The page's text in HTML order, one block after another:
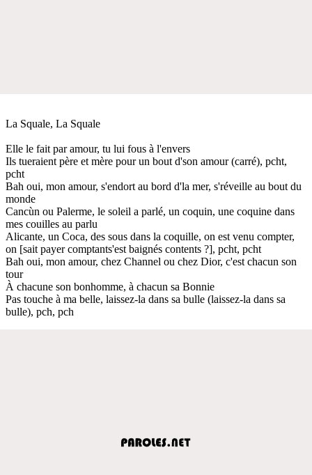
La Squale, La Squale
Elle le fait par amour, tu lui fous à l'envers
Ils tueraient père et mère pour un bout d'son amour (carré), pcht,
pcht
Bah oui, mon amour, s'endort au bord d'la mer, s'réveille au bout du
monde
Cancùn ou Palerme, le soleil a parlé, un coquin, une coquine dans
mes couilles au parlu
Alicante, un Coca, des sous dans la coquille, on est venu compter,
on [sait payer comptants'est baignés contents ?], pcht, pcht
Bah oui, mon amour, chez Channel ou chez Dior, c'est chacun son
tour
À chacune son bonhomme, à chacun sa Bonnie
Pas touche à ma belle, laissez-la dans sa bulle (laissez-la dans sa
bulle), pch, pch